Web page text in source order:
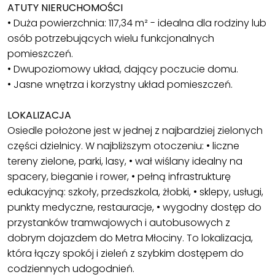
ATUTY NIERUCHOMOŚCI
• Duża powierzchnia: 117,34 m² - idealna dla rodziny lub
osób potrzebujących wielu funkcjonalnych
pomieszczeń.
• Dwupoziomowy układ, dający poczucie domu.
• Jasne wnętrza i korzystny układ pomieszczeń.
LOKALIZACJA
Osiedle położone jest w jednej z najbardziej zielonych
części dzielnicy. W najbliższym otoczeniu: • liczne
tereny zielone, parki, lasy, • wał wiślany idealny na
spacery, bieganie i rower, • pełną infrastrukturę
edukacyjną: szkoły, przedszkola, żłobki, • sklepy, usługi,
punkty medyczne, restauracje, • wygodny dostęp do
przystanków tramwajowych i autobusowych z
dobrym dojazdem do Metra Młociny. To lokalizacja,
która łączy spokój i zieleń z szybkim dostępem do
codziennych udogodnień.